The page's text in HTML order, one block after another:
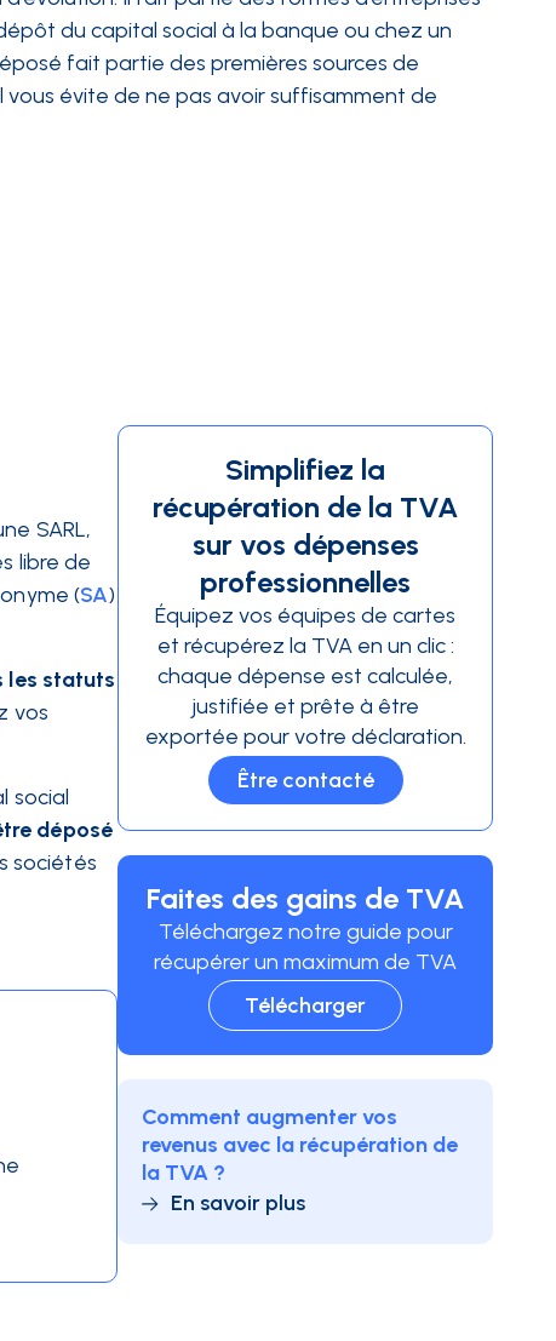
du capital social à la banque ou chez un
fait partie des premières sources de
vous évite de ne pas avoir suffisamment de
SARL,
libre de
(SA)
les statuts
vos
social
déposé
sociétés
Simplifiez la
récupération de la TVA
sur vos dépenses
professionnelles
Équipez vos équipes de cartes
et récupérez la TVA en un clic :
chaque dépense est calculée,
justifiée et prête à être
exportée pour votre déclaration.
Être contacté
Faites des gains de TVA
Téléchargez notre guide pour
récupérer un maximum de TVA
Télécharger
Comment augmenter vos
revenus avec la récupération de
la TVA ?
En savoir plus